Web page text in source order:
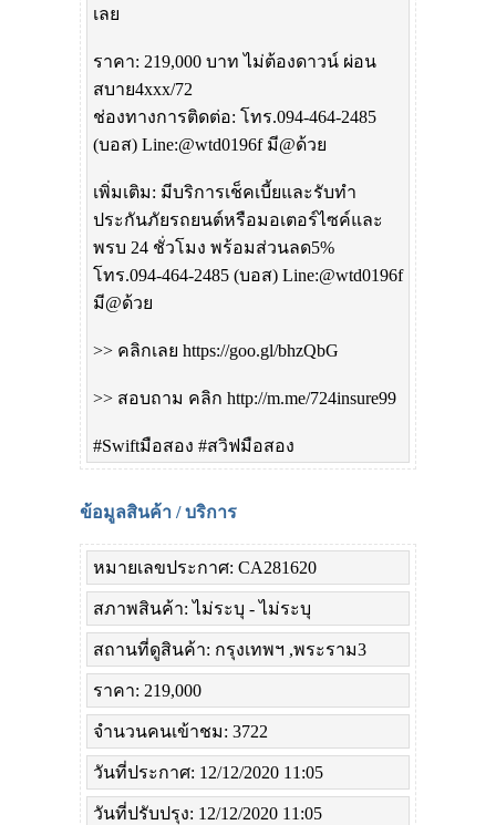
เลย
ราคา: 219,000 บาท ไม่ต้องดาวน์ ผ่อน
สบาย4xxx/72
ช่องทางการติดต่อ: โทร.094-464-2485
(บอส) Line:@wtd0196f มี@ด้วย
เพิ่มเติม: มีบริการเช็คเบี้ยและรับทำ
ประกันภัยรถยนต์หรือมอเตอร์ไซค์และ
พรบ 24 ชั่วโมง พร้อมส่วนลด5%
โทร.094-464-2485 (บอส) Line:@wtd0196f
มี@ด้วย
>> คลิกเลย https://goo.gl/bhzQbG
>> สอบถาม คลิก http://m.me/724insure99
#Swiftมือสอง #สวิฟมือสอง
ข้อมูลสินค้า / บริการ
หมายเลขประกาศ: CA281620
สภาพสินค้า: ไม่ระบุ - ไม่ระบุ
สถานที่ดูสินค้า: กรุงเทพฯ ,พระราม3
ราคา: 219,000
จำนวนคนเข้าชม: 3722
วันที่ประกาศ: 12/12/2020 11:05
วันที่ปรับปรุง: 12/12/2020 11:05